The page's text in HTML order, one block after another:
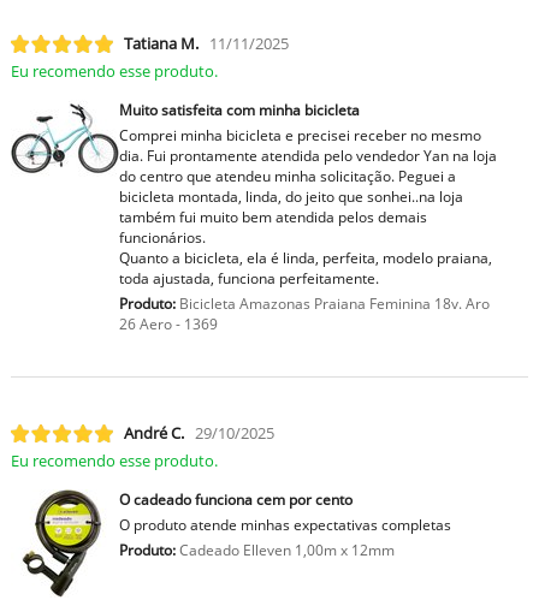
Tatiana M. 11/11/2025
Eu recomendo esse produto.
Muito satisfeita com minha bicicleta
Comprei minha bicicleta e precisei receber no mesmo
dia. Fui prontamente atendida pelo vendedor Yan na loja
do centro que atendeu minha solicitação. Peguei a
bicicleta montada, linda, do jeito que sonhei..na loja
também fui muito bem atendida pelos demais
funcionários.
Quanto a bicicleta, ela é linda, perfeita, modelo praiana,
toda ajustada, funciona perfeitamente.
Produto:Bicicleta Amazonas Praiana Feminina 18v. Aro
26 Aero - 1369
André C. 29/10/2025
Eu recomendo esse produto.
O cadeado funciona cem por cento
O produto atende minhas expectativas completas
Produto:Cadeado Elleven 1,00m x 12mm